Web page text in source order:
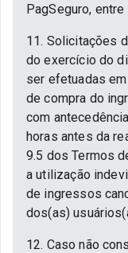
PagSeguro, entre
11. Solicitações
do exercício do
ser efetuadas
de compra do
com
horas antes da
9.5 dos Termos
a utilização
de ingressos
dos(as)
12. Caso não